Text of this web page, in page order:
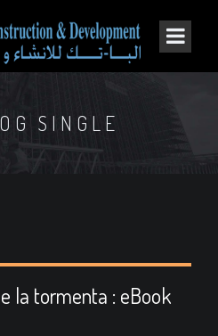
SINGLE
la tormenta : eBook